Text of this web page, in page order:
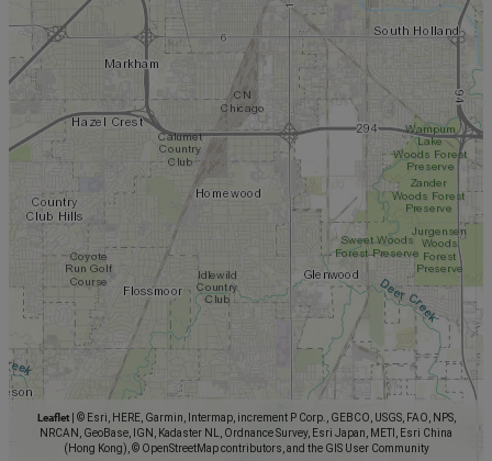
Leaflet
© Esri, HERE, Garmin, Intermap, increment P Corp., GEBCO, USGS, FAO, NPS,
NRCAN, GeoBase, IGN, Kadaster NL, Ordnance Survey, Esri Japan, METI, Esri China
(Hong Kong), © OpenStreetMap contributors, and the GIS User Community